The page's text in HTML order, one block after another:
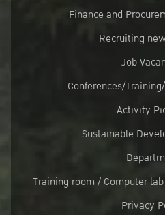
Finance and
Recruiting
Job
Conferences/
Activity
Sustainable
Training room / Computer
Privacy